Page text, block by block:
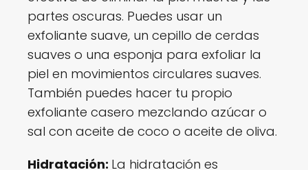
partes oscuras. Puedes usar un
exfoliante suave, un cepillo de cerdas
suaves o una esponja para exfoliar la
piel en movimientos circulares suaves.
También puedes hacer tu propio
exfoliante casero mezclando azúcar o
sal con aceite de coco o aceite de oliva.
Hidratación: La hidratación es